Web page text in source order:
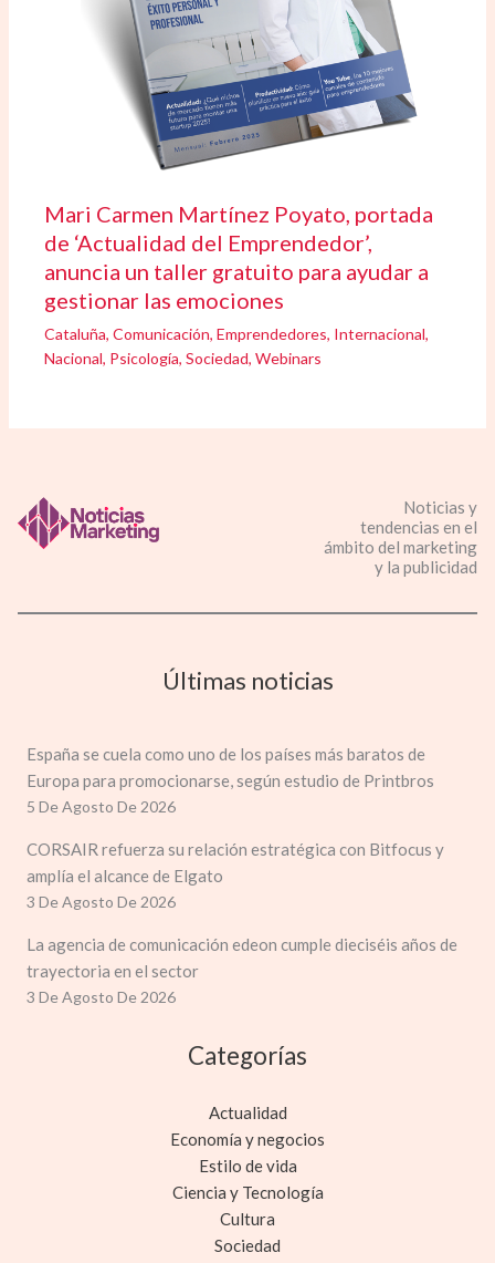
Mari Carmen Martínez Poyato, portada
de ‘Actualidad del Emprendedor’,
anuncia un taller gratuito para ayudar a
gestionar las emociones
Cataluña,Comunicación,Emprendedores, Internacional,
Nacional, Psicología,Sociedad,Webinars
Noticias y
tendencias en el
ámbito del marketing
y la publicidad
Últimas noticias
España se cuela como uno de los países más baratos de
Europa para promocionarse, según estudio de Printbros
5 De Agosto De 2026
CORSAIR refuerza su relación estratégica con Bitfocus y
amplía el alcance de Elgato
3 De Agosto De 2026
La agencia de comunicación edeon cumple dieciséis años de
trayectoria en el sector
3 De Agosto De 2026
Categorías
Actualidad
Economía y negocios
Estilo de vida
Ciencia y Tecnología
Cultura
Sociedad